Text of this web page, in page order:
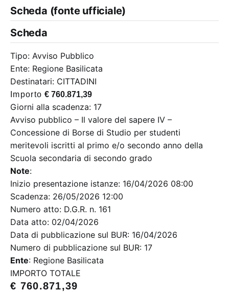
Scheda (fonte ufficiale)
Scheda
Tipo: Avviso Pubblico
Ente: Regione Basilicata
Destinatari: CITTADINI
Importo € 760.871,39
Giorni alla scadenza: 17
Avviso pubblico – Il valore del sapere IV –
Concessione di Borse di Studio per studenti
meritevoli iscritti al primo e/o secondo anno della
Scuola secondaria di secondo grado
Note:
Inizio presentazione istanze: 16/04/2026 08:00
Scadenza: 26/05/2026 12:00
Numero atto: D.G.R. n. 161
Data atto: 02/04/2026
Data di pubblicazione sul BUR: 16/04/2026
Numero di pubblicazione sul BUR: 17
Ente: Regione Basilicata
IMPORTO TOTALE
€ 760.871,39